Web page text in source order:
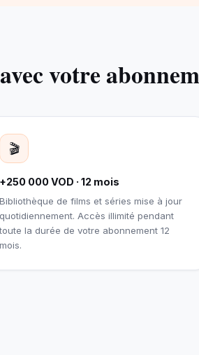
votre
🎬
+250 000 VOD · 12 mois
Bibliothèque de films et séries mise à jour
quotidiennement. Accès illimité pendant
toute la durée de votre abonnement 12
mois.